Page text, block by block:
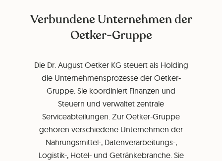
Verbundene Unternehmen der
Oetker-Gruppe
Die Dr. August Oetker KG steuert als Holding
die Unternehmensprozesse der Oetker-
Gruppe. Sie koordiniert Finanzen und
Steuern und verwaltet zentrale
Serviceabteilungen. Zur Oetker-Gruppe
gehören verschiedene Unternehmen der
Nahrungsmittel-, Datenverarbeitungs-,
Logistik-, Hotel- und Getränkebranche. Sie